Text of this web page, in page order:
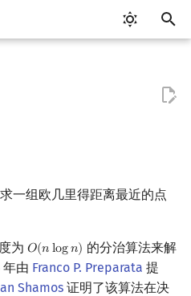
常见错误
VS Code
Eclipse
Cena
Lemon
Generator
Interactor
变量
流程控制语句
STL 算法
string
值类别
引用
冒泡排序
计数排序
斜率优化
Slope Trick 优化
平衡三进制
素数
欧拉函数
快速傅里叶变换
快速沃尔什变换
容斥原理
错位排列
内积和外积
初等变换
环论
Schreier–Sims 算法
随机变量
概率不等式
零和游戏
高斯消元
配对堆
块状链表
Sqrt Tree
李超线段树
区间最值操作 & 区间历史
值
Splay 树
替罪羊树
可持久化块状数组
可持久化字典树
线段树套平衡树
分块套树状数组
Euler Tour Tree
树的中心
最近公共祖先
k 短路
最小直径生成树
割点和桥
点/边连通度
最小割
上下界网络流
二分图最大权匹配
一般图最大权匹配
整体二分
爬山算法
一组欧几里得距离最近的点
为 𝑂(𝑛log𝑛)
O(nlogn)
的分治算法来解
年由 Franco P. Preparata 提
Shamos 证明了该算法在决